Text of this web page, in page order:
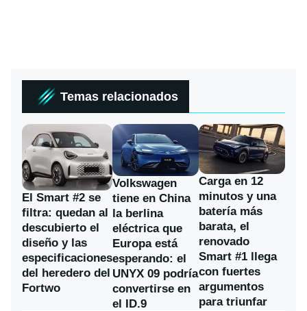
Temas relacionados
El Smart #2 se
filtra: quedan al
descubierto el
diseño y las
especificaciones
del heredero del
Fortwo
Volkswagen
tiene en China
la berlina
eléctrica que
Europa está
esperando: el
UNYX 09 podría
convertirse en
el ID.9
Carga en 12
minutos y una
batería más
barata, el
renovado
Smart #1 llega
con fuertes
argumentos
para triunfar